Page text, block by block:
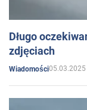
Długo
zdjęciach
Wiadomości05.03.2025